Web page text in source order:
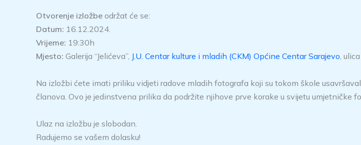
Otvorenje izložbe održat će se:
Datum: 16.12.2024.
Vrijeme: 19:30h
Mjesto: Galerija “Jelićeva”, J.U. Centar kulture i mladih (CKM) Općine Centar Sarajevo,
Na izložbi ćete imati priliku vidjeti radove mladih fotografa koji su tokom škole
članova. Ovo je jedinstvena prilika da podržite njihove prve korake u svijetu umjetničke
Ulaz na izložbu je slobodan.
Radujemo se vašem dolasku!